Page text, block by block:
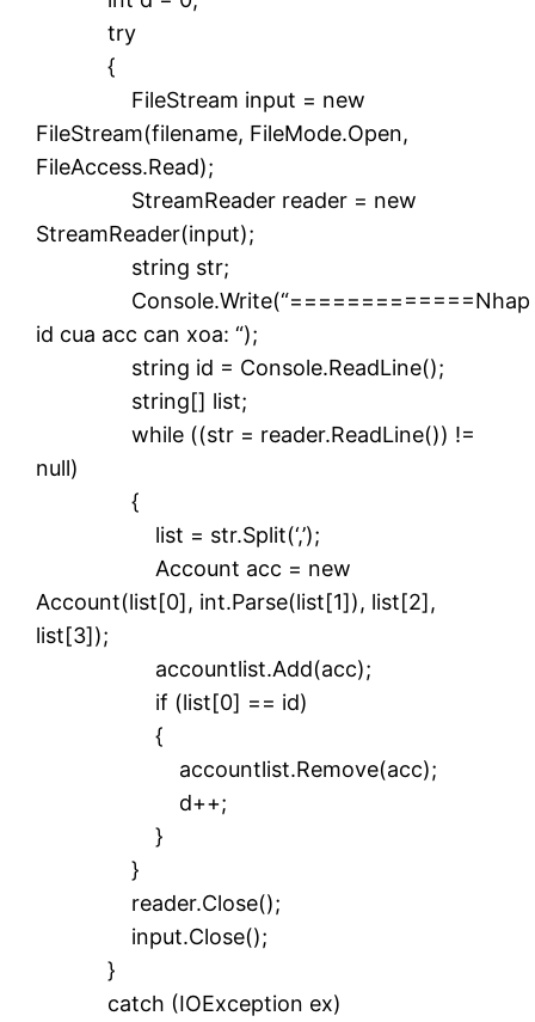
try
{
FileStream input = new
FileStream(filename, FileMode.Open,
FileAccess.Read);
StreamReader reader = new
StreamReader(input);
string str;
Console.Write(“=============Nhap
id cua acc can xoa: “);
string id = Console.ReadLine();
string[] list;
while ((str = reader.ReadLine()) !=
null)
{
list = str.Split(‘,’);
Account acc = new
Account(list[0], int.Parse(list[1]), list[2],
list[3]);
accountlist.Add(acc);
if (list[0] == id)
{
accountlist.Remove(acc);
d++;
}
}
reader.Close();
input.Close();
}
catch (IOException ex)